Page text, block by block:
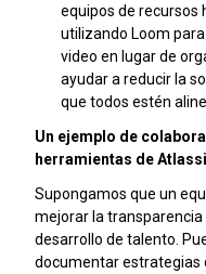
equipos de recursos
utilizando Loom
video en lugar de
ayudar a reducir la
que todos estén
Un ejemplo de
herramientas de
Supongamos que un
mejorar la transparencia
desarrollo de talento.
documentar estrategias